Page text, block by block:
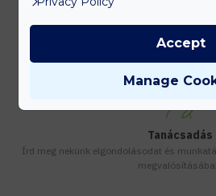
Gyors
Készleten lévő termékeinket akár 24
Tanácsadás
Írd meg nekünk elgondolásodat és
Manage
Accept